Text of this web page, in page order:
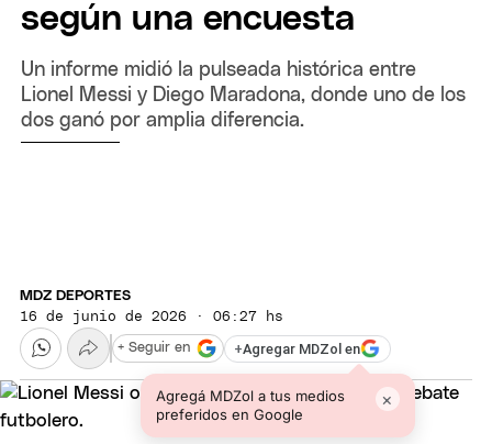
según una encuesta
Un informe midió la pulseada histórica entre
Lionel Messi y Diego Maradona, donde uno de los
dos ganó por amplia diferencia.
MDZ DEPORTES
16 de junio de 2026 · 06:27 hs
+Agregar MDZol en
Agregá MDZol a tus medios
preferidos en Google
×
+ Seguir en